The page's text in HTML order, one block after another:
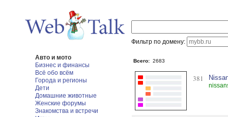
Фильтр по домену:
Авто и мото
Бизнес и финансы
Всё обо всём
Города и регионы
Дети
Домашние животные
Женские форумы
Знакомства и встречи
Всего: 2683
381